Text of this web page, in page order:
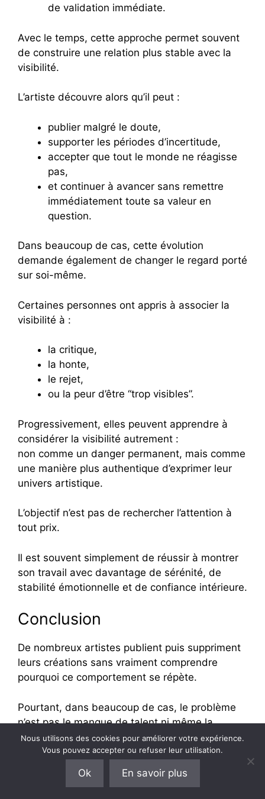
de validation immédiate.
Avec le temps, cette approche permet souvent
de construire une relation plus stable avec la
visibilité.
L’artiste découvre alors qu’il peut :
publier malgré le doute,
supporter les périodes d’incertitude,
accepter que tout le monde ne réagisse
pas,
et continuer à avancer sans remettre
immédiatement toute sa valeur en
question.
Dans beaucoup de cas, cette évolution
demande également de changer le regard porté
sur soi-même.
Certaines personnes ont appris à associer la
visibilité à :
la critique,
la honte,
le rejet,
ou la peur d’être “trop visibles”.
Progressivement, elles peuvent apprendre à
considérer la visibilité autrement :
non comme un danger permanent, mais comme
une manière plus authentique d’exprimer leur
univers artistique.
L’objectif n’est pas de rechercher l’attention à
tout prix.
Il est souvent simplement de réussir à montrer
son travail avec davantage de sérénité, de
stabilité émotionnelle et de confiance intérieure.
Conclusion
De nombreux artistes publient puis suppriment
leurs créations sans vraiment comprendre
pourquoi ce comportement se répète.
Pourtant, dans beaucoup de cas, le problème
n’est pas le manque de talent ni même la
qualité du travail artistique.
Ce qui devient difficile, c’est souvent la visibilité
Nous utilisons des cookies pour améliorer votre expérience.
Vous pouvez accepter ou refuser leur utilisation.
Ok En savoir plus